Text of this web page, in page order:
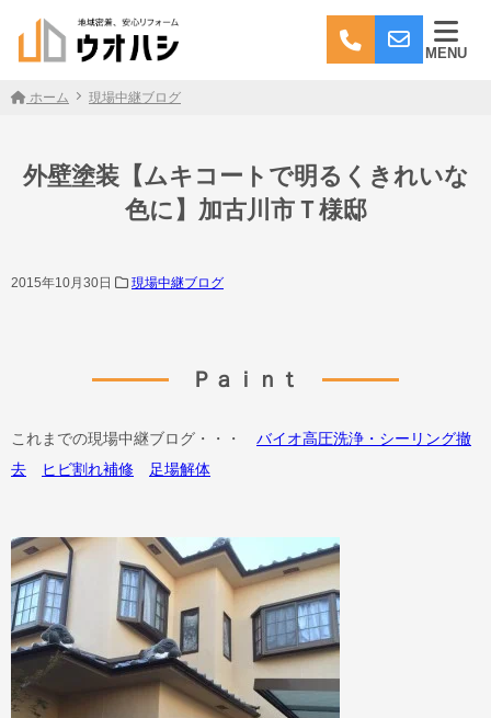
MENU
ホーム 現場中継ブログ
外壁塗装【ムキコートで明るくきれいな
色に】加古川市Ｔ様邸
2015年10月30日 現場中継ブログ
Ｐａｉｎｔ
これまでの現場中継ブログ・・・ バイオ高圧洗浄・シーリング撤
去
ヒビ割れ補修 足場解体